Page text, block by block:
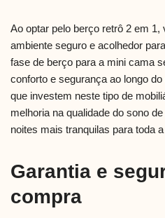
Ao optar pelo berço retrô 2 em 1,
ambiente seguro e acolhedor
fase de berço para a mini cama
conforto e segurança ao longo
que investem neste tipo de
melhoria na qualidade do sono
noites mais tranquilas para toda
Garantia e
compra